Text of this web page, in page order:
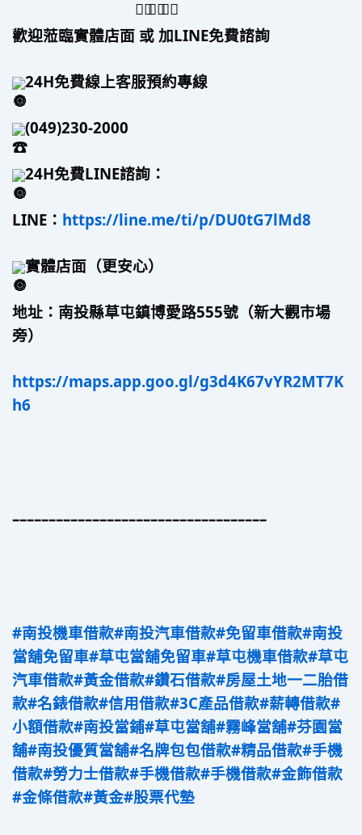
歡迎蒞臨實體店面 或 加LINE免費諮詢
24H免費線上客服預約專線
(049)230-2000
24H免費LINE諮詢：
LINE： https://line.me/ti/p/DU0tG7lMd8
實體店面（更安心）
地址：南投縣草屯鎮博愛路555號（新大觀市場
旁）
https://maps.app.goo.gl/g3d4K67vYR2MT7K
h6
–––––––––––––––––––––––––––––––––––
#南投機車借款#南投汽車借款#免留車借款#南投
當舖免留車#草屯當舖免留車#草屯機車借款#草屯
汽車借款#黃金借款#鑽石借款#房屋土地一二胎借
款#名錶借款#信用借款#3C產品借款#薪轉借款#
小額借款#南投當鋪#草屯當舖#霧峰當舖#芬園當
舖#南投優質當舖#名牌包包借款#精品借款#手機
借款#勞力士借款#手機借款#手機借款#金飾借款
#金條借款#黃金#股票代墊